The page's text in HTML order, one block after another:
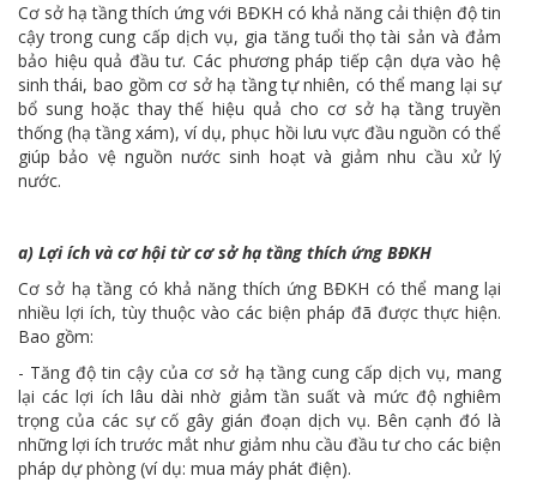
Cơ sở hạ tầng thích ứng với BĐKH có khả năng cải thiện độ tin
cậy trong cung cấp dịch vụ, gia tăng tuổi thọ tài sản và đảm
bảo hiệu quả đầu tư. Các phương pháp tiếp cận dựa vào hệ
sinh thái, bao gồm cơ sở hạ tầng tự nhiên, có thể mang lại sự
bổ sung hoặc thay thế hiệu quả cho cơ sở hạ tầng truyền
thống (hạ tầng xám), ví dụ, phục hồi lưu vực đầu nguồn có thể
giúp bảo vệ nguồn nước sinh hoạt và giảm nhu cầu xử lý
nước.
a) Lợi ích và cơ hội từ cơ sở hạ tầng thích ứng BĐKH
Cơ sở hạ tầng có khả năng thích ứng BĐKH có thể mang lại
nhiều lợi ích, tùy thuộc vào các biện pháp đã được thực hiện.
Bao gồm:
- Tăng độ tin cậy của cơ sở hạ tầng cung cấp dịch vụ, mang
lại các lợi ích lâu dài nhờ giảm tần suất và mức độ nghiêm
trọng của các sự cố gây gián đoạn dịch vụ. Bên cạnh đó là
những lợi ích trước mắt như giảm nhu cầu đầu tư cho các biện
pháp dự phòng (ví dụ: mua máy phát điện).